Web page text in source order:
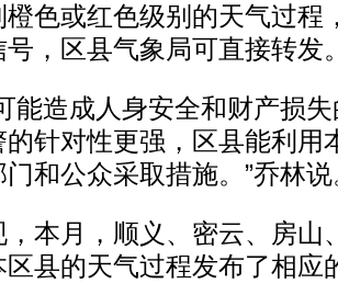
色或红色级别的天气过程
，区县气象局可直接转发
造成人身安全和财产损失
针对性更强，区县能利用
和公众采取措施。”乔林
月，顺义、密云、房山
县的天气过程发布了相应